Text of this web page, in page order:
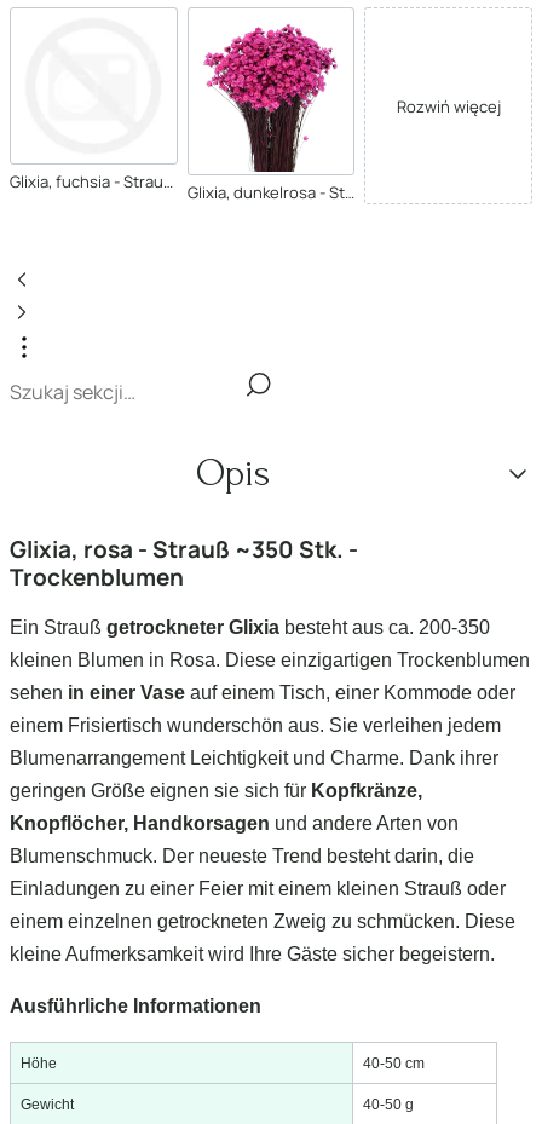
Glixia, fuchsia - Strauß ~350 Stk. - Trockenblumen Glixia, dunkelrosa - Strauß ~350 Stk. - Trockenblumen
Rozwiń więcej
Opis
Glixia, rosa - Strauß ~350 Stk. -
Trockenblumen
Ein Strauß getrockneter Glixia besteht aus ca. 200-350
kleinen Blumen in Rosa. Diese einzigartigen Trockenblumen
sehen in einer Vase auf einem Tisch, einer Kommode oder
einem Frisiertisch wunderschön aus. Sie verleihen jedem
Blumenarrangement Leichtigkeit und Charme. Dank ihrer
geringen Größe eignen sie sich für Kopfkränze,
Knopflöcher, Handkorsagen und andere Arten von
Blumenschmuck. Der neueste Trend besteht darin, die
Einladungen zu einer Feier mit einem kleinen Strauß oder
einem einzelnen getrockneten Zweig zu schmücken. Diese
kleine Aufmerksamkeit wird Ihre Gäste sicher begeistern.
Ausführliche Informationen
Höhe 40-50 cm
Gewicht 40-50 g